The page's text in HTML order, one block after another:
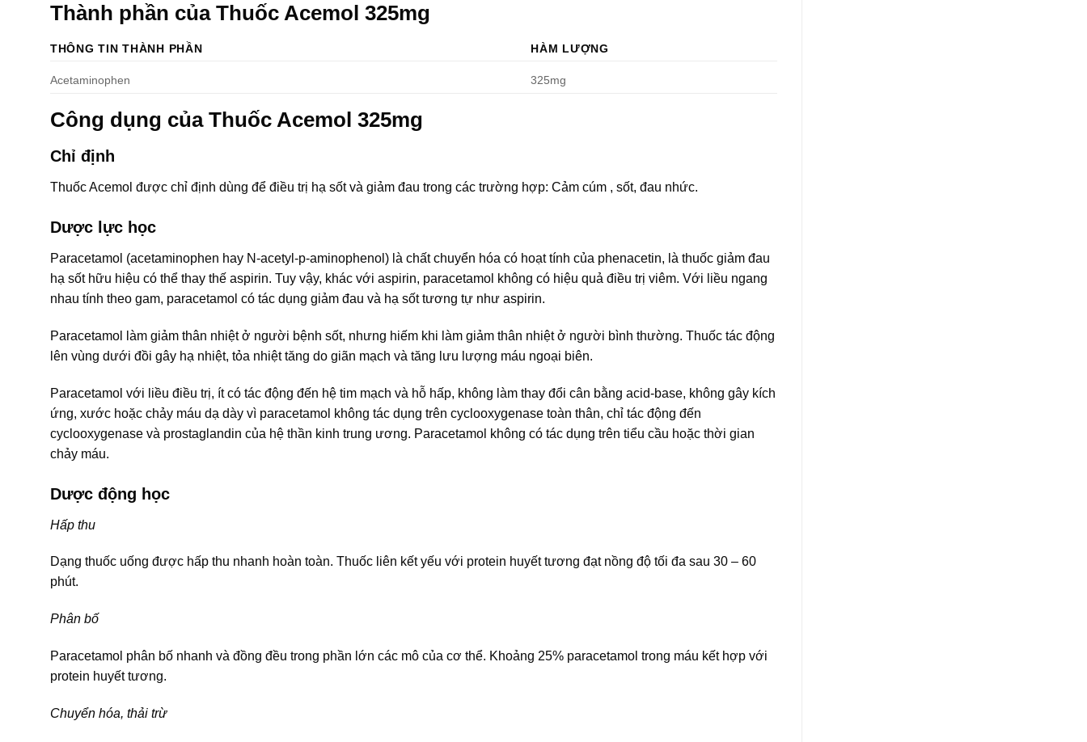
Thành phần của Thuốc Acemol 325mg
THÔNG TIN THÀNH PHẦN HÀM LƯỢNG
Acetaminophen 325mg
Công dụng của Thuốc Acemol 325mg
Chỉ định
Thuốc Acemol được chỉ định dùng để điều trị hạ sốt và giảm đau trong các trường hợp: Cảm cúm , sốt, đau nhức.
Dược lực học
Paracetamol (acetaminophen hay N-acetyl-p-aminophenol) là chất chuyển hóa có hoạt tính của phenacetin, là thuốc giảm đau
hạ sốt hữu hiệu có thể thay thế aspirin. Tuy vậy, khác với aspirin, paracetamol không có hiệu quả điều trị viêm. Với liều ngang
nhau tính theo gam, paracetamol có tác dụng giảm đau và hạ sốt tương tự như aspirin.
Paracetamol làm giảm thân nhiệt ở người bệnh sốt, nhưng hiếm khi làm giảm thân nhiệt ở người bình thường. Thuốc tác động
lên vùng dưới đồi gây hạ nhiệt, tỏa nhiệt tăng do giãn mạch và tăng lưu lượng máu ngoại biên.
Paracetamol với liều điều trị, ít có tác động đến hệ tim mạch và hỗ hấp, không làm thay đổi cân bằng acid-base, không gây kích
ứng, xước hoặc chảy máu dạ dày vì paracetamol không tác dụng trên cyclooxygenase toàn thân, chỉ tác động đến
cyclooxygenase và prostaglandin của hệ thần kinh trung ương. Paracetamol không có tác dụng trên tiểu cầu hoặc thời gian
chảy máu.
Dược động học
Hấp thu
Dạng thuốc uống được hấp thu nhanh hoàn toàn. Thuốc liên kết yếu với protein huyết tương đạt nồng độ tối đa sau 30 – 60
phút.
Phân bố
Paracetamol phân bố nhanh và đồng đều trong phần lớn các mô của cơ thể. Khoảng 25% paracetamol trong máu kết hợp với
protein huyết tương.
Chuyển hóa, thải trừ